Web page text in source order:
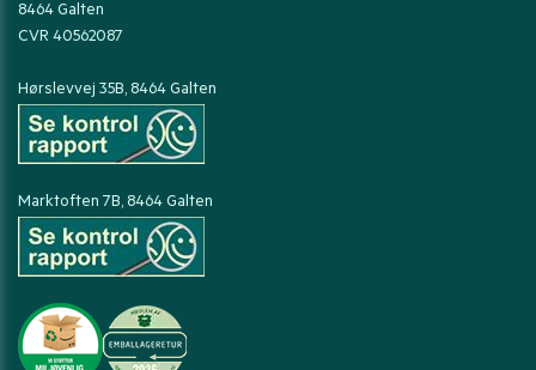
8464 Galten
CVR 40562087
Hørslevvej 35B, 8464 Galten
Marktoften 7B, 8464 Galten